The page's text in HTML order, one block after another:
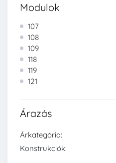
Modulok
107
108
109
118
119
121
Árazás
Árkategória:
Konstrukciók: